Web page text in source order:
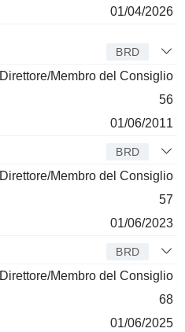
01/04/2026
BRD
Direttore/Membro del Consiglio
56
01/06/2011
BRD
Direttore/Membro del Consiglio
57
01/06/2023
BRD
Direttore/Membro del Consiglio
68
01/06/2025